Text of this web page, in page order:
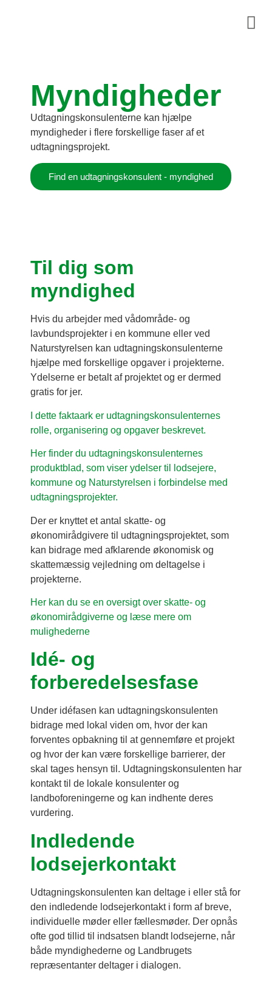
Myndigheder
Udtagningskonsulenterne kan hjælpe
myndigheder i flere forskellige faser af et
udtagningsprojekt.
Find en udtagningskonsulent - myndighed
Til dig som
myndighed
Hvis du arbejder med vådområde- og
lavbundsprojekter i en kommune eller ved
Naturstyrelsen kan udtagningskonsulenterne
hjælpe med forskellige opgaver i projekterne.
Ydelserne er betalt af projektet og er dermed
gratis for jer.
I dette faktaark er udtagningskonsulenternes
rolle, organisering og opgaver beskrevet.
Her finder du udtagningskonsulenternes
produktblad, som viser ydelser til lodsejere,
kommune og Naturstyrelsen i forbindelse med
udtagningsprojekter.
Der er knyttet et antal skatte- og
økonomirådgivere til udtagningsprojektet, som
kan bidrage med afklarende økonomisk og
skattemæssig vejledning om deltagelse i
projekterne.
Her kan du se en oversigt over skatte- og
økonomirådgiverne og læse mere om
mulighederne
Idé- og
forberedelsesfase
Under idéfasen kan udtagningskonsulenten
bidrage med lokal viden om, hvor der kan
forventes opbakning til at gennemføre et projekt
og hvor der kan være forskellige barrierer, der
skal tages hensyn til. Udtagningskonsulenten har
kontakt til de lokale konsulenter og
landboforeningerne og kan indhente deres
vurdering.
Indledende
lodsejerkontakt
Udtagningskonsulenten kan deltage i eller stå for
den indledende lodsejerkontakt i form af breve,
individuelle møder eller fællesmøder. Der opnås
ofte god tillid til indsatsen blandt lodsejerne, når
både myndighederne og Landbrugets
repræsentanter deltager i dialogen.